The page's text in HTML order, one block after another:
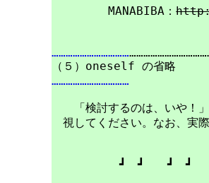
MANABIBA：
……………………………
……………………………
「検討するのは、いや！」
視してください。なお、実
┛　┛　　┛　┛　　┛